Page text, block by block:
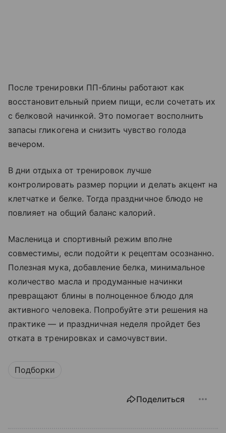
После тренировки ПП-блины работают как
восстановительный прием пищи, если сочетать их
с белковой начинкой. Это помогает восполнить
запасы гликогена и снизить чувство голода
вечером.
В дни отдыха от тренировок лучше
контролировать размер порции и делать акцент на
клетчатке и белке. Тогда праздничное блюдо не
повлияет на общий баланс калорий.
Масленица и спортивный режим вполне
совместимы, если подойти к рецептам осознанно.
Полезная мука, добавление белка, минимальное
количество масла и продуманные начинки
превращают блины в полноценное блюдо для
активного человека. Попробуйте эти решения на
практике — и праздничная неделя пройдет без
отката в тренировках и самочувствии.
Подборки
Поделиться